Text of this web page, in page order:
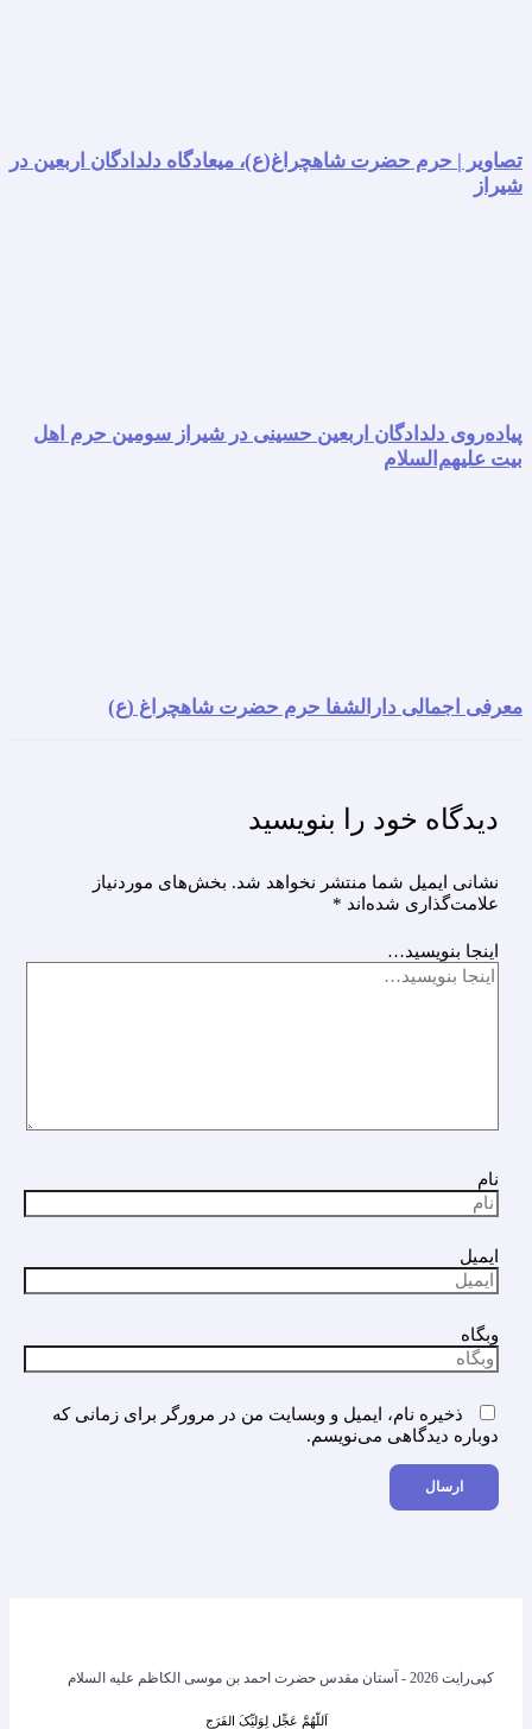
تصاویر | حرم حضرت شاهچراغ(ع)، میعادگاه دلدادگان اربعین در
شیراز
پیاده‌روی دلدادگان اربعین حسینی در شیراز سومین حرم اهل
بیت علیهم‌السلام
معرفی اجمالی دارالشفا حرم حضرت شاهچراغ (ع)
دیدگاه‌ خود را بنویسید
نشانی ایمیل شما منتشر نخواهد شد. بخش‌های موردنیاز
علامت‌گذاری شده‌اند *
اینجا بنویسید…
نام
ایمیل
وبگاه
ذخیره نام، ایمیل و وبسایت من در مرورگر برای زمانی که
دوباره دیدگاهی می‌نویسم.
کپی‌رایت 2026 - آستان مقدس حضرت احمد بن موسی الکاظم علیه السلام
اَللّهُمَّ عَجِّل لِوَلیِّکَ الفَرَج